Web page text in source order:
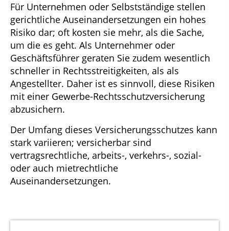
Für Unternehmen oder Selbstständige stellen
gerichtliche Auseinandersetzungen ein hohes
Risiko dar; oft kosten sie mehr, als die Sache,
um die es geht. Als Unternehmer oder
Geschäftsführer geraten Sie zudem wesentlich
schneller in Rechtsstreitigkeiten, als als
Angestellter. Daher ist es sinnvoll, diese Risiken
mit einer Gewerbe-Rechtsschutzversicherung
abzusichern.
Der Umfang dieses Versicherungsschutzes kann
stark variieren; versicherbar sind
vertragsrechtliche, arbeits-, verkehrs-, sozial-
oder auch mietrechtliche
Auseinandersetzungen.